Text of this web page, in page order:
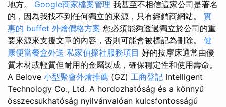
地方。 Google商家檔案管理 我甚至不相信這家公司是著名
的，因為我找不到任何獨立的來源，只有經銷商網站。 實
惠的 buffet 外燴價格方案 您必須能夠透過獨立於公司的重
要來源來支援文章的內容，否則可能會被標記為刪除。 健
康便當餐盒外送 私家偵探社服務項目 好的按摩床通常由優
質木材或輕質但耐用的金屬製成，確保穩定性和使用壽命。
A Belove 小型聚會外燴推薦 (GZ) 工商登記 Intelligent
Technology Co., Ltd. A hordozhatóság és a könnyű
összecsukhatóság nyilvánvalóan kulcsfontosságú